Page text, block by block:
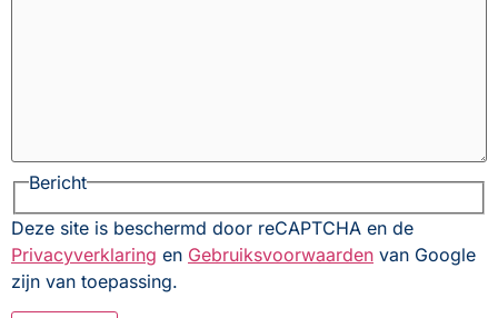
Bericht
Deze site is beschermd door reCAPTCHA en de
Privacyverklaring en Gebruiksvoorwaarden van Google
zijn van toepassing.